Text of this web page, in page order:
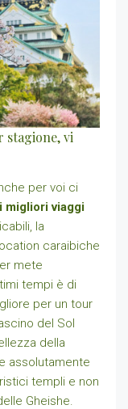
stagione, vi
per voi ci
i migliori viaggi
la
caraibiche
mete
tempi è di
per un tour
del Sol
della
assolutamente
templi e non
Gheishe.